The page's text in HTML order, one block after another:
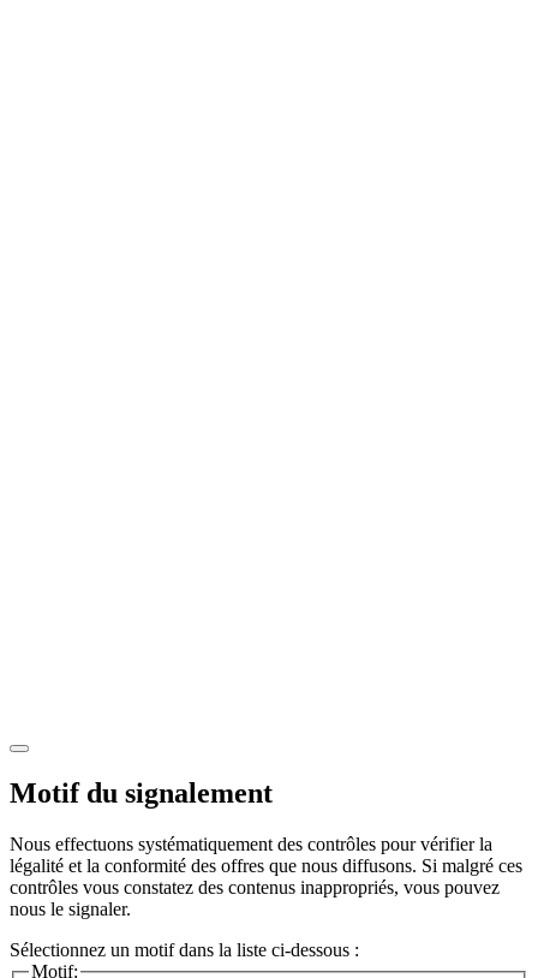
Motif du signalement
Nous effectuons systématiquement des contrôles pour vérifier la
légalité et la conformité des offres que nous diffusons. Si malgré ces
contrôles vous constatez des contenus inappropriés, vous pouvez
nous le signaler.
Sélectionnez un motif dans la liste ci-dessous :
Motif: